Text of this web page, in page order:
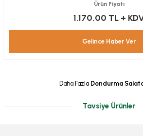
Ürün Fiyatı
1.170,00 TL +
Gelince Haber Ver
Daha Fazla Dondurma
Tavsiye Ürünler